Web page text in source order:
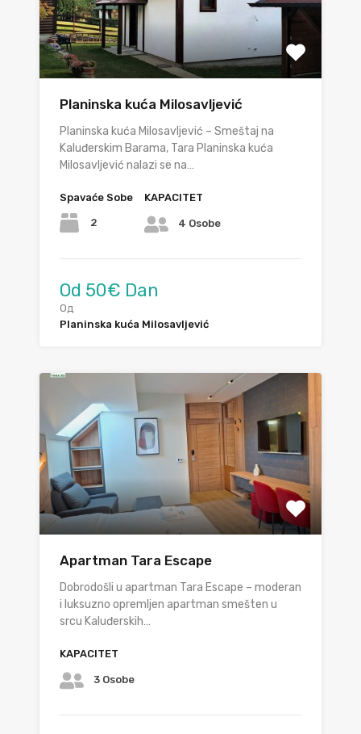
Planinska kuća Milosavljević
Planinska kuća Milosavljević – Smeštaj na
Kaluđerskim Barama, Tara Planinska kuća
Milosavljević nalazi se na…
Spavaće Sobe
2
KAPACITET
4 Osobe
Od 50€ Dan
Од
Planinska kuća Milosavljević
Apartman Tara Escape
Dobrodošli u apartman Tara Escape – moderan
i luksuzno opremljen apartman smešten u
srcu Kaluđerskih…
KAPACITET
3 Osobe